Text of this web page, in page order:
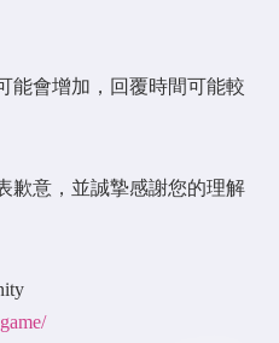
能會增加，回覆時間可能較
歉意，並誠摯感謝您的理解